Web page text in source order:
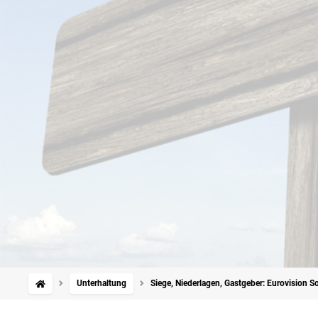
Unterhaltung Siege, Niederlagen, Gastgeber: Eurovision